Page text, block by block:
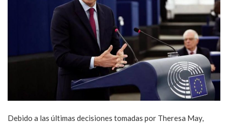
Debido a las últimas decisiones tomadas por Theresa May,